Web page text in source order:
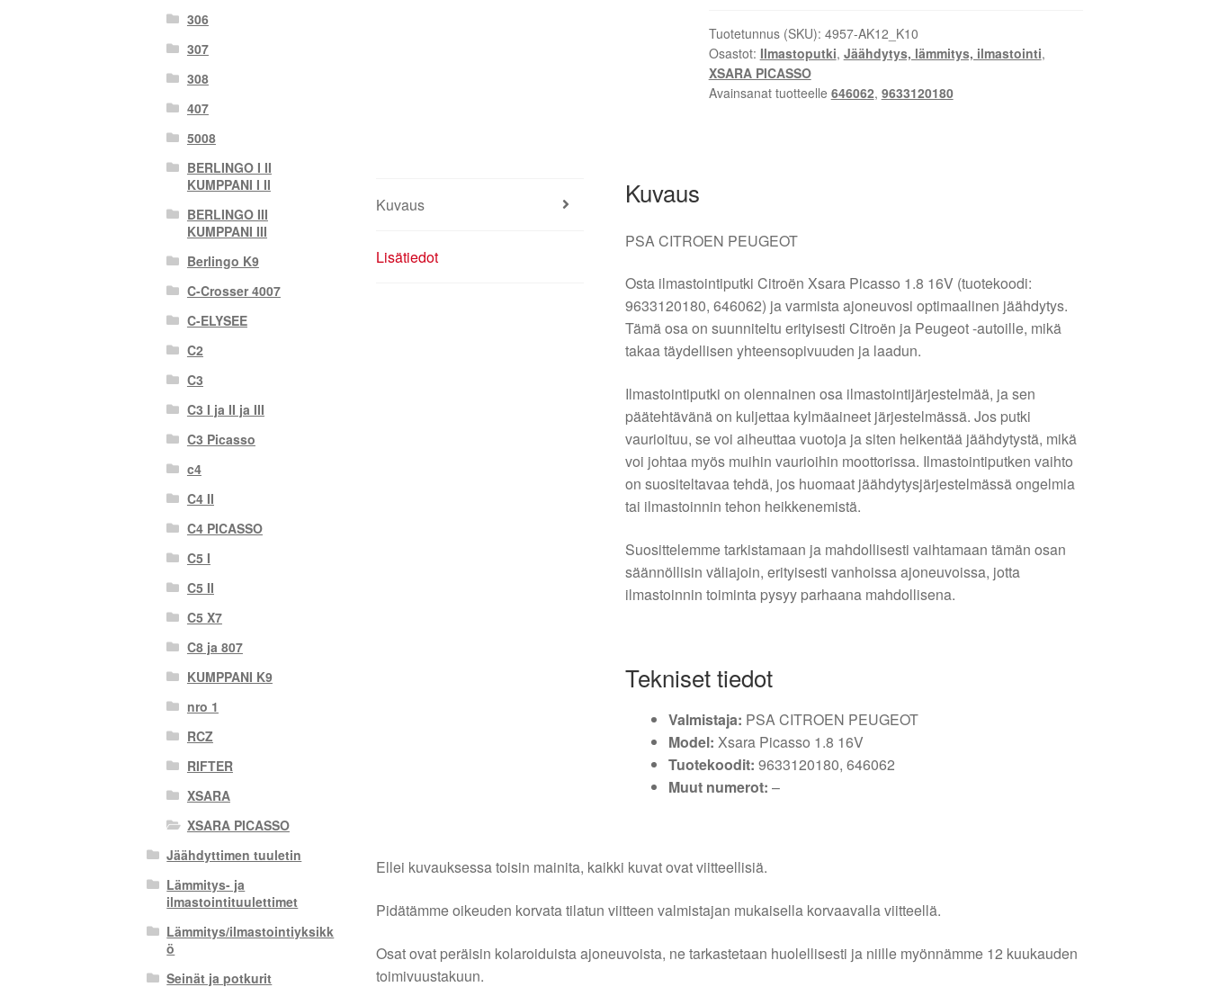
Tuotetunnus (SKU): 4957-AK12_K10
Osastot: Ilmastoputki, Jäähdytys, lämmitys, ilmastointi,
XSARA PICASSO
Avainsanat tuotteelle 646062, 9633120180
Kuvaus
Lisätiedot
Kuvaus
PSA CITROEN PEUGEOT
Osta ilmastointiputki Citroën Xsara Picasso 1.8 16V (tuotekoodi:
9633120180, 646062) ja varmista ajoneuvosi optimaalinen jäähdytys.
Tämä osa on suunniteltu erityisesti Citroën ja Peugeot -autoille, mikä
takaa täydellisen yhteensopivuuden ja laadun.
Ilmastointiputki on olennainen osa ilmastointijärjestelmää, ja sen
päätehtävänä on kuljettaa kylmäaineet järjestelmässä. Jos putki
vaurioituu, se voi aiheuttaa vuotoja ja siten heikentää jäähdytystä, mikä
voi johtaa myös muihin vaurioihin moottorissa. Ilmastointiputken vaihto
on suositeltavaa tehdä, jos huomaat jäähdytysjärjestelmässä ongelmia
tai ilmastoinnin tehon heikkenemistä.
Suosittelemme tarkistamaan ja mahdollisesti vaihtamaan tämän osan
säännöllisin väliajoin, erityisesti vanhoissa ajoneuvoissa, jotta
ilmastoinnin toiminta pysyy parhaana mahdollisena.
Tekniset tiedot
Valmistaja: PSA CITROEN PEUGEOT
Model: Xsara Picasso 1.8 16V
Tuotekoodit: 9633120180, 646062
Muut numerot: –
Ellei kuvauksessa toisin mainita, kaikki kuvat ovat viitteellisiä.
Pidätämme oikeuden korvata tilatun viitteen valmistajan mukaisella korvaavalla viitteellä.
Osat ovat peräisin kolaroiduista ajoneuvoista, ne tarkastetaan huolellisesti ja niille myönnämme 12 kuukauden
toimivuustakuun.
306
307
308
407
5008
BERLINGO I II
KUMPPANI I II
BERLINGO III
KUMPPANI III
Berlingo K9
C-Crosser 4007
C-ELYSEE
C2
C3
C3 I ja II ja III
C3 Picasso
c4
C4 II
C4 PICASSO
C5 I
C5 II
C5 X7
C8 ja 807
KUMPPANI K9
nro 1
RCZ
RIFTER
XSARA
XSARA PICASSO
Jäähdyttimen tuuletin
Lämmitys- ja
ilmastointituulettimet
Lämmitys/ilmastointiyksikk
ö
Seinät ja potkurit